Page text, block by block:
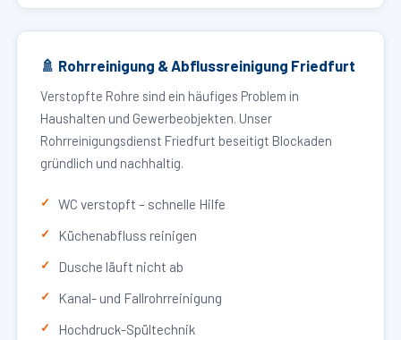
🚿 Rohrreinigung & Abflussreinigung Friedfurt
Verstopfte Rohre sind ein häufiges Problem in
Haushalten und Gewerbeobjekten. Unser
Rohrreinigungsdienst Friedfurt beseitigt Blockaden
gründlich und nachhaltig.
WC verstopft – schnelle Hilfe
Küchenabfluss reinigen
Dusche läuft nicht ab
Kanal- und Fallrohrreinigung
Hochdruck-Spültechnik